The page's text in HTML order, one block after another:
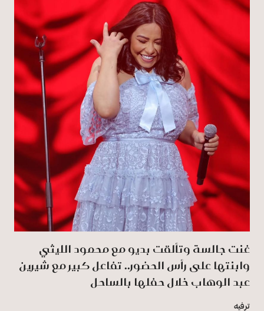
غنت جالسة وتألقت بديو مع محمود الليثي
وابنتها على رأس الحضور.. تفاعل كبير مع شيرين
عبد الوهاب خلال حفلها بالساحل
ترفيه